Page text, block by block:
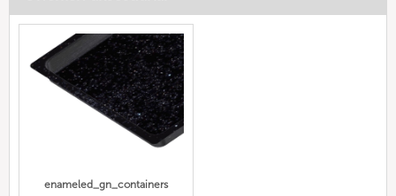
enameled_gn_containers